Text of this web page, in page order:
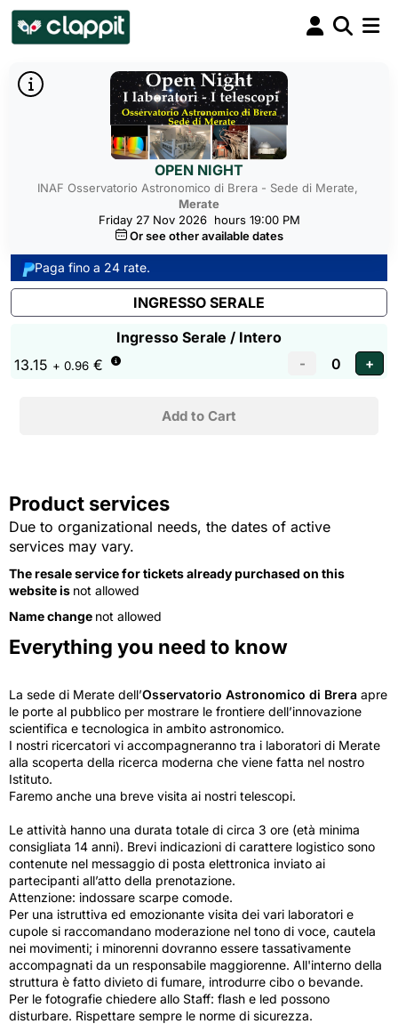
OPEN NIGHT
INAF Osservatorio Astronomico di Brera - Sede di Merate,
Merate
Friday 27 Nov 2026 hours 19:00 PM
Or see other available dates
Paga fino a 24 rate.
INGRESSO SERALE
Ingresso Serale / Intero
13.15 + 0.96 €
Product services
Due to organizational needs, the dates of active
services may vary.
The resale service for tickets already purchased on this
website is not allowed
Name change not allowed
Everything you need to know
La sede di Merate dell’Osservatorio Astronomico di Brera apre
le porte al pubblico per mostrare le frontiere dell’innovazione
scientifica e tecnologica in ambito astronomico.
I nostri ricercatori vi accompagneranno tra i laboratori di Merate
alla scoperta della ricerca moderna che viene fatta nel nostro
Istituto.
Faremo anche una breve visita ai nostri telescopi.
Le attività hanno una durata totale di circa 3 ore (età minima
consigliata 14 anni). Brevi indicazioni di carattere logistico sono
contenute nel messaggio di posta elettronica inviato ai
partecipanti all’atto della prenotazione.
Attenzione: indossare scarpe comode.
Per una istruttiva ed emozionante visita dei vari laboratori e
cupole si raccomandano moderazione nel tono di voce, cautela
nei movimenti; i minorenni dovranno essere tassativamente
accompagnati da un responsabile maggiorenne. All'interno della
struttura è fatto divieto di fumare, introdurre cibo o bevande.
Per le fotografie chiedere allo Staff: flash e led possono
disturbare. Rispettare sempre le norme di sicurezza.